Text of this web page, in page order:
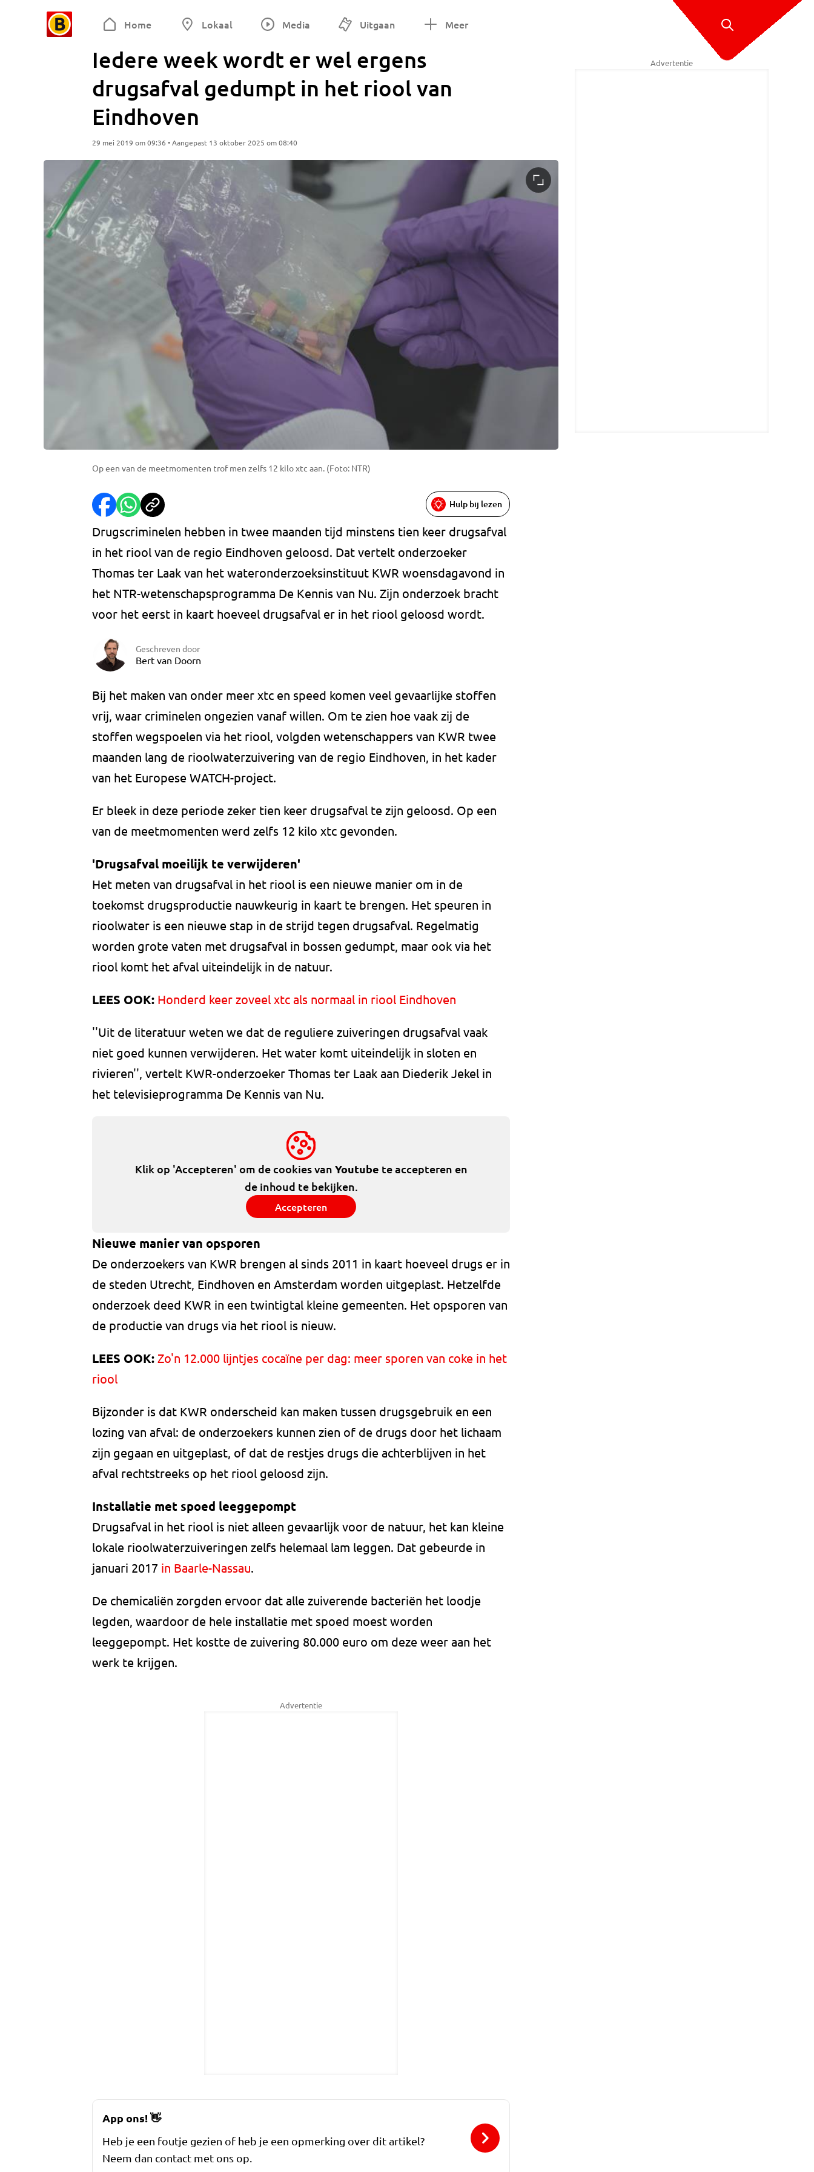
Home Lokaal Media Uitgaan Meer
Iedere week wordt er wel ergens
drugsafval gedumpt in het riool van
Eindhoven
29 mei 2019 om 09:36 • Aangepast 13 oktober 2025 om 08:40
Op een van de meetmomenten trof men zelfs 12 kilo xtc aan. (Foto: NTR)
Hulp bij lezen
Drugscriminelen hebben in twee maanden tijd minstens tien keer drugsafval
in het riool van de regio Eindhoven geloosd. Dat vertelt onderzoeker
Thomas ter Laak van het wateronderzoeksinstituut KWR woensdagavond in
het NTR-wetenschapsprogramma De Kennis van Nu. Zijn onderzoek bracht
voor het eerst in kaart hoeveel drugsafval er in het riool geloosd wordt.
Geschreven door
Bert van Doorn
Bij het maken van onder meer xtc en speed komen veel gevaarlijke stoffen
vrij, waar criminelen ongezien vanaf willen. Om te zien hoe vaak zij de
stoffen wegspoelen via het riool, volgden wetenschappers van KWR twee
maanden lang de rioolwaterzuivering van de regio Eindhoven, in het kader
van het Europese WATCH-project.
Er bleek in deze periode zeker tien keer drugsafval te zijn geloosd. Op een
van de meetmomenten werd zelfs 12 kilo xtc gevonden.
'Drugsafval moeilijk te verwijderen'
Het meten van drugsafval in het riool is een nieuwe manier om in de
toekomst drugsproductie nauwkeurig in kaart te brengen. Het speuren in
rioolwater is een nieuwe stap in de strijd tegen drugsafval. Regelmatig
worden grote vaten met drugsafval in bossen gedumpt, maar ook via het
riool komt het afval uiteindelijk in de natuur.
LEES OOK: Honderd keer zoveel xtc als normaal in riool Eindhoven
''Uit de literatuur weten we dat de reguliere zuiveringen drugsafval vaak
niet goed kunnen verwijderen. Het water komt uiteindelijk in sloten en
rivieren'', vertelt KWR-onderzoeker Thomas ter Laak aan Diederik Jekel in
het televisieprogramma De Kennis van Nu.
Klik op 'Accepteren' om de cookies van Youtube te accepteren en
de inhoud te bekijken.
Accepteren
Nieuwe manier van opsporen
De onderzoekers van KWR brengen al sinds 2011 in kaart hoeveel drugs er in
de steden Utrecht, Eindhoven en Amsterdam worden uitgeplast. Hetzelfde
onderzoek deed KWR in een twintigtal kleine gemeenten. Het opsporen van
de productie van drugs via het riool is nieuw.
LEES OOK: Zo'n 12.000 lijntjes cocaïne per dag: meer sporen van coke in het
riool
Bijzonder is dat KWR onderscheid kan maken tussen drugsgebruik en een
lozing van afval: de onderzoekers kunnen zien of de drugs door het lichaam
zijn gegaan en uitgeplast, of dat de restjes drugs die achterblijven in het
afval rechtstreeks op het riool geloosd zijn.
Installatie met spoed leeggepompt
Drugsafval in het riool is niet alleen gevaarlijk voor de natuur, het kan kleine
lokale rioolwaterzuiveringen zelfs helemaal lam leggen. Dat gebeurde in
januari 2017 in Baarle-Nassau.
De chemicaliën zorgden ervoor dat alle zuiverende bacteriën het loodje
legden, waardoor de hele installatie met spoed moest worden
leeggepompt. Het kostte de zuivering 80.000 euro om deze weer aan het
werk te krijgen.
Advertentie
Advertentie
App ons!👋
Heb je een foutje gezien of heb je een opmerking over dit artikel?
Neem dan contact met ons op.